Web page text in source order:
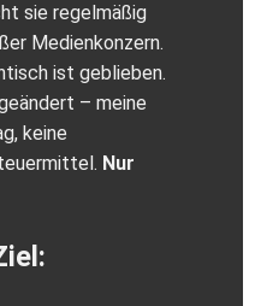
sie regelmäßig
Medienkonzern.
ist geblieben.
– meine
keine
Nur